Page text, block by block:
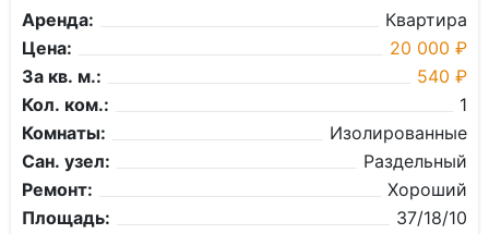
Аренда:
Квартира
Цена:
20 000 ₽
За кв. м.:
540 ₽
Кол. ком.:
1
Комнаты:
Изолированные
Сан. узел:
Раздельный
Ремонт:
Хороший
Площадь:
37/18/10